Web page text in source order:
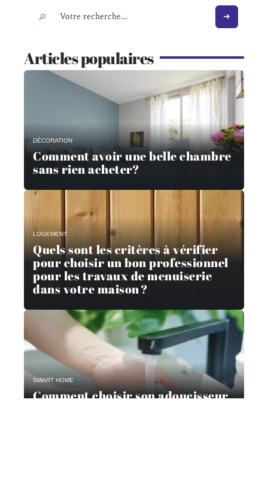
Articles populaires
DÉCORATION
Comment avoir une belle chambre
sans rien acheter?
LOGEMENT
Quels sont les critères à vérifier
pour choisir un bon professionnel
pour les travaux de menuiserie
dans votre maison ?
SMART HOME
Comment choisir son adoucisseur